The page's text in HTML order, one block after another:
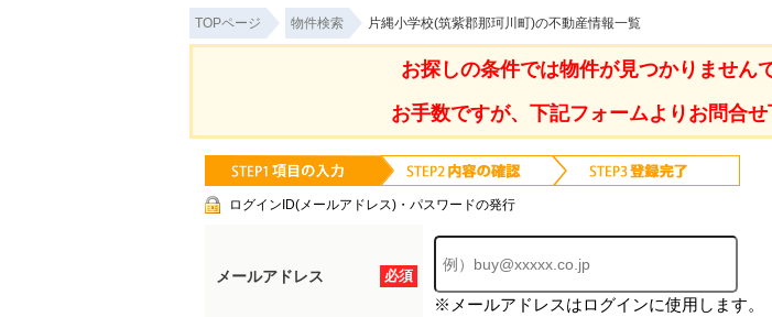
TOPページ 物件検索 片縄小学校(筑紫郡那珂川町)の不動産情報一覧
お探しの条件では物件が見つかりません
お手数ですが、下記フォームよりお問合せ
ログインID(メールアドレス)・パスワードの発行
必須
メールアドレス
※メールアドレスはログインに使用します。